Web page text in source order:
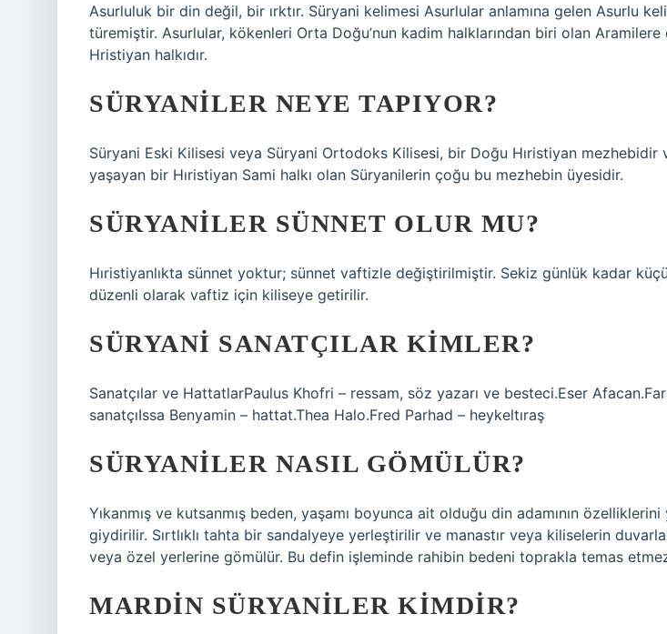
Asurluluk bir din değil, bir ırktır. Süryani kelimesi Asurlular anlamına gelen Asurlu
türemiştir. Asurlular, kökenleri Orta Doğu’nun kadim halklarından biri olan Aramilere
Hristiyan halkıdır.
SÜRYANILER NEYE TAPIYOR?
Süryani Eski Kilisesi veya Süryani Ortodoks Kilisesi, bir Doğu Hıristiyan mezhebidir
yaşayan bir Hıristiyan Sami halkı olan Süryanilerin çoğu bu mezhebin üyesidir.
SÜRYANILER SÜNNET OLUR MU?
Hıristiyanlıkta sünnet yoktur; sünnet vaftizle değiştirilmiştir. Sekiz günlük kadar
düzenli olarak vaftiz için kiliseye getirilir.
SÜRYANI SANATÇILAR KIMLER?
Sanatçılar ve HattatlarPaulus Khofri – ressam, söz yazarı ve besteci.Eser
sanatçıIssa Benyamin – hattat.Thea Halo.Fred Parhad – heykeltıraş
SÜRYANILER NASIL GÖMÜLÜR?
Yıkanmış ve kutsanmış beden, yaşamı boyunca ait olduğu din adamının
giydirilir. Sırtlıklı tahta bir sandalyeye yerleştirilir ve manastır veya kiliselerin
veya özel yerlerine gömülür. Bu defin işleminde rahibin bedeni toprakla temas
MARDIN SÜRYANILER KIMDIR?